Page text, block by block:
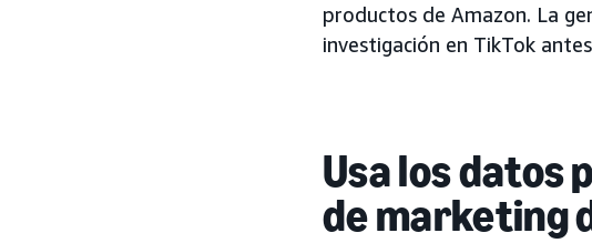
productos de Amazon. La
investigación en TikTok
Usa los datos
de marketing